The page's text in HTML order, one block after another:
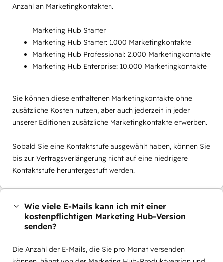
Anzahl an Marketingkontakten.
Marketing Hub Starter
Marketing Hub Starter: 1.000 Marketingkontakte
Marketing Hub Professional: 2.000 Marketingkontakte
Marketing Hub Enterprise: 10.000 Marketingkontakte
Sie können diese enthaltenen Marketingkontakte ohne
zusätzliche Kosten nutzen, aber auch jederzeit in jeder
unserer Editionen zusätzliche Marketingkontakte erwerben.
Sobald Sie eine Kontaktstufe ausgewählt haben, können Sie
bis zur Vertragsverlängerung nicht auf eine niedrigere
Kontaktstufe heruntergestuft werden.
Wie viele E-Mails kann ich mit einer
kostenpflichtigen Marketing Hub-Version
senden?
Die Anzahl der E-Mails, die Sie pro Monat versenden